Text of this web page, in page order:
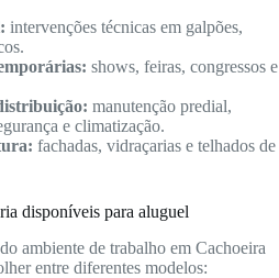
intervenções técnicas em galpões,
shows, feiras, congressos e
manutenção predial,
e climatização.
fachadas, vidraçarias e telhados de
disponíveis para aluguel
ambiente de trabalho em Cachoeira
entre diferentes modelos: